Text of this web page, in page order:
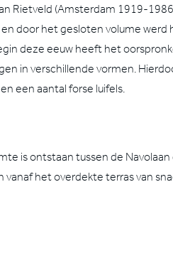
Rietveld (Amsterdam 1919-
door het gesloten volume werd
deze eeuw heeft het
in verschillende vormen.
een aantal forse luifels.
is ontstaan tussen de
het overdekte terras van